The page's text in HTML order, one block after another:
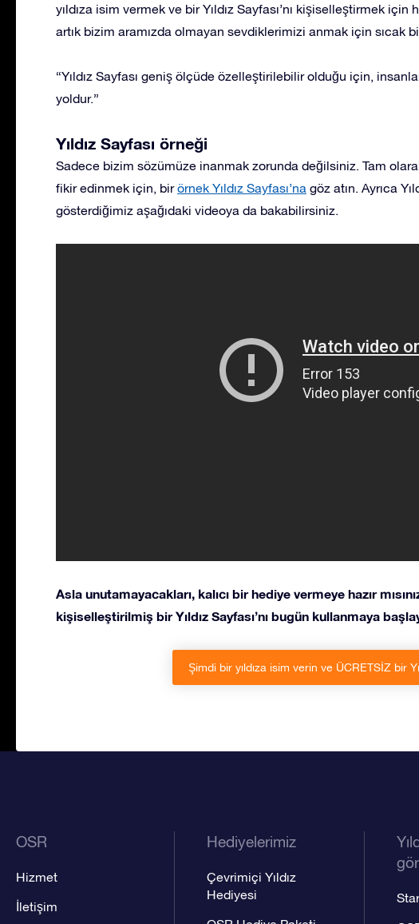
yıldıza isim vermek ve bir Yıldız Sayfası’nı kişiselleştirmek için
artık bizim aramızda olmayan sevdiklerimizi anmak için sıcak
“Yıldız Sayfası geniş ölçüde özelleştirilebilir olduğu için,
yoldur.”
Yıldız Sayfası örneği
Sadece bizim sözümüze inanmak zorunda değilsiniz. Tam
fikir edinmek için, birörnek Yıldız Sayfası’na göz atın. Ayrıca
gösterdiğimiz aşağıdaki videoya da bakabilirsiniz.
Asla unutamayacakları, kalıcı bir hediye vermeye hazır
kişiselleştirilmiş bir Yıldız Sayfası’nı bugün kullanmaya
Şimdi bir yıldıza isim verin ve ÜCRETSİZ bir
OSR
Hizmet
İletişim
Hediyelerimiz
Çevrimiçi Yıldız
Hediyesi